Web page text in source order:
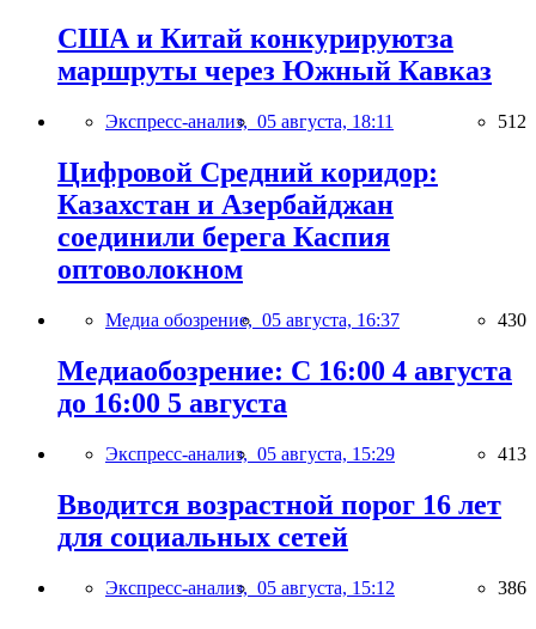
США и Китай конкурируютза
маршруты через Южный Кавказ
Экспресс-анализ, 05 августа, 18:11 512
Цифровой Средний коридор:
Казахстан и Азербайджан
соединили берега Каспия
оптоволокном
Медиа обозрение, 05 августа, 16:37 430
Медиаобозрение: С 16:00 4 августа
до 16:00 5 августа
Экспресс-анализ, 05 августа, 15:29 413
Вводится возрастной порог 16 лет
для социальных сетей
Экспресс-анализ, 05 августа, 15:12 386